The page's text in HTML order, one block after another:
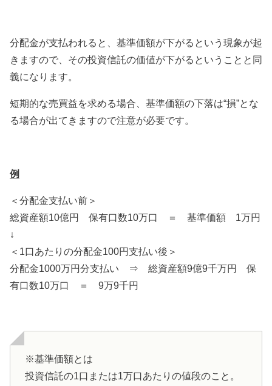
分配金が支払われると、基準価額が下がるという現象が起
きますので、その投資信託の価値が下がるということと同
義になります。
短期的な売買益を求める場合、基準価額の下落は“損”とな
る場合が出てきますので注意が必要です。
例
＜分配金支払い前＞
総資産額10億円 保有口数10万口 ＝ 基準価額 1万円
↓
＜ 1口あたりの分配金100円支払い後＞
分配金1000万円分支払い ⇒ 総資産額9億9千万円 保
有口数10万口 ＝ 9万9千円
※基準価額とは
投資信託の1口または1万口あたりの値段のこと。